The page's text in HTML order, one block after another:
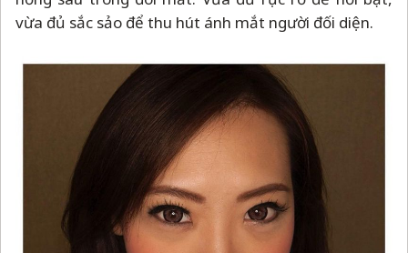
vừa đủ sắc sảo để thu hút ánh mắt người đối diện.